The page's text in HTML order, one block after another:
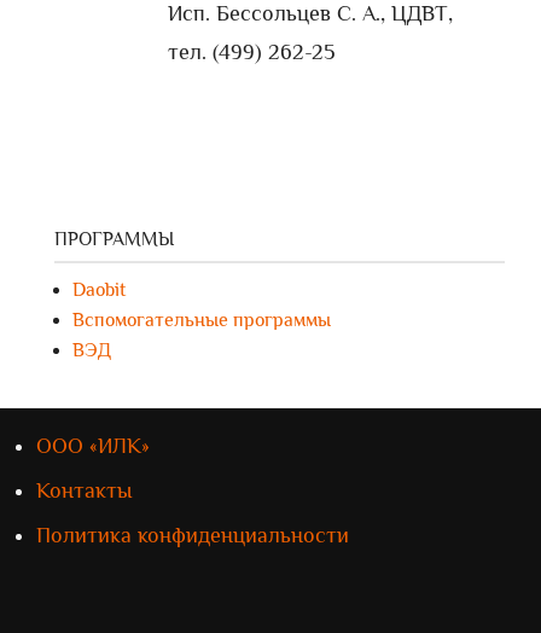
Исп. Бессольцев С. А., ЦДВТ,
тел. (499) 262-25
ПРОГРАММЫ
Daobit
Вспомогательные программы
ВЭД
ООО «ИЛК»
Контакты
Политика конфиденциальности